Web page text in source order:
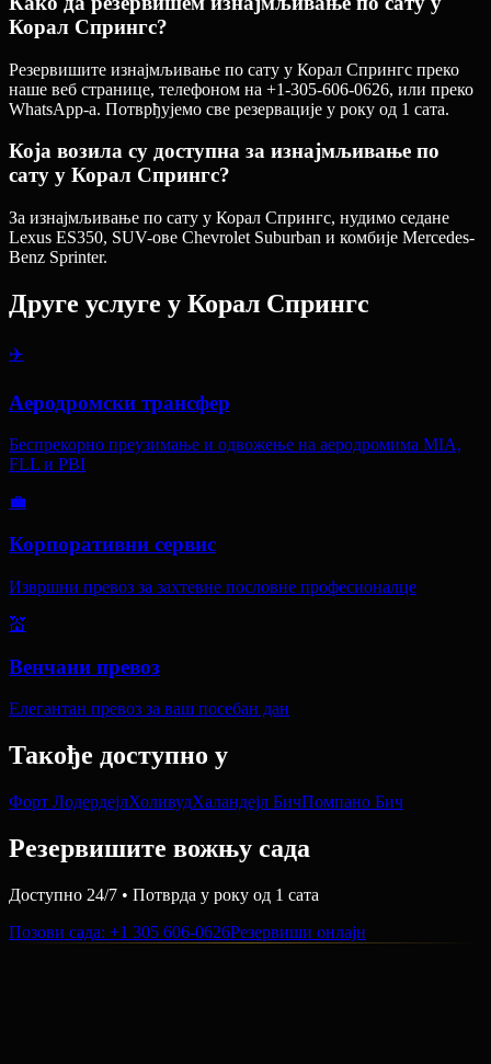
Корал Спрингс?
Резервишите изнајмљивање по сату у Корал Спрингс преко
наше веб странице, телефоном на +1-305-606-0626, или преко
WhatsApp-а. Потврђујемо све резервације у року од 1 сата.
Која возила су доступна за изнајмљивање по
сату у Корал Спрингс?
За изнајмљивање по сату у Корал Спрингс, нудимо седане
Lexus ES350, SUV-ове Chevrolet Suburban и комбије Mercedes-
Benz Sprinter.
Друге услуге у Корал Спрингс
✈️
Аеродромски трансфер
Беспрекорно преузимање и одвожење на аеродромима MIA,
FLL и PBI
💼
Корпоративни сервис
Извршни превоз за захтевне пословне професионалце
💒
Венчани превоз
Елегантан превоз за ваш посебан дан
Такође доступно у
Форт ЛодердејлХоливудХаландејл БичПомпано Бич
Резервишите вожњу сада
Доступно 24/7 • Потврда у року од 1 сата
Позови сада: +1 305 606-0626Резервиши онлајн